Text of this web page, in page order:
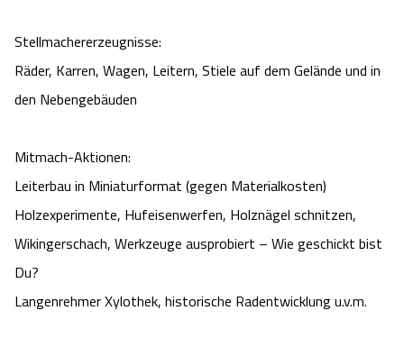
Urlaub mit Hund
Kataloge
Regionale Küche
Unterkünfte
Otter Zentrum
Snow World Bispingen
Ralf Schumacher Kart & Bowl
Unterkünfte Celle
Stellmachererzeugnisse:
Räder, Karren, Wagen, Leitern, Stiele auf dem Gelände und in
den Nebengebäuden
Mitmach-Aktionen:
Leiterbau in Miniaturformat (gegen Materialkosten)
Holzexperimente, Hufeisenwerfen, Holznägel schnitzen,
Wikingerschach, Werkzeuge ausprobiert – Wie geschickt bist
Du?
Langenrehmer Xylothek, historische Radentwicklung u.v.m.